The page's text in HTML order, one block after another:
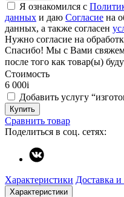
Я ознакомился с
данных и даю Согласие на
данных, а также согласен
Нужно согласие на
Спасибо! Мы с Вами
после того как товар(ы)
Стоимость
6 000i
Добавить услугу
Купить
Сравнить товар
Поделиться в соц. сетях:
Характеристики Доставка и
Характеристики